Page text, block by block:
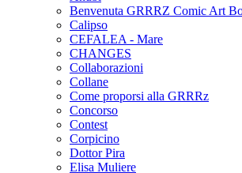
Benvenuta GRRRZ Comic Art
Calipso
CEFALEA - Mare
CHANGES
Collaborazioni
Collane
Come proporsi alla GRRRz
Concorso
Contest
Corpicino
Dottor Pira
Elisa Muliere